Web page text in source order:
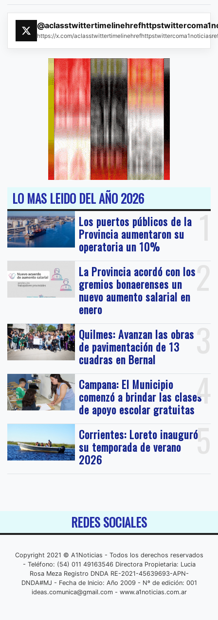
https://x.com/
LO MAS LEIDO DEL AÑO 2026
1
Los puertos públicos de la
Provincia aumentaron su
operatoria un 10%
2
La Provincia acordó con los
gremios bonaerenses un
nuevo aumento salarial en
enero
3
Quilmes: Avanzan las obras
de pavimentación de 13
cuadras en Bernal
4
Campana: El Municipio
comenzó a brindar las clases
de apoyo escolar gratuitas
5
Corrientes: Loreto inauguró
su temporada de verano
2026
REDES SOCIALES
Copyright 2021 © A1Noticias - Todos los derechos reservados
- Teléfono: (54) 011 49163546 Directora Propietaria: Lucia
Rosa Meza Registro DNDA RE-2021-45639693-APN-
DNDA#MJ - Fecha de Inicio: Año 2009 - Nº de edición: 001
ideas.comunica@gmail.com- www.a1noticias.com.ar